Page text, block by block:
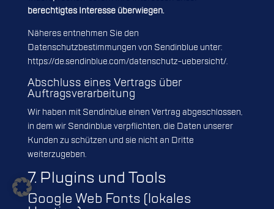
berechtigtes Interesse überwiegen.
Näheres entnehmen Sie den
Datenschutzbestimmungen von Sendinblue unter:
https://de.sendinblue.com/datenschutz-uebersicht/.
Abschluss eines Vertrags über
Auftragsverarbeitung
Wir haben mit Sendinblue einen Vertrag abgeschlossen,
in dem wir Sendinblue verpflichten, die Daten unserer
Kunden zu schützen und sie nicht an Dritte
weiterzugeben.
7. Plugins und Tools
Google Web Fonts (lokales